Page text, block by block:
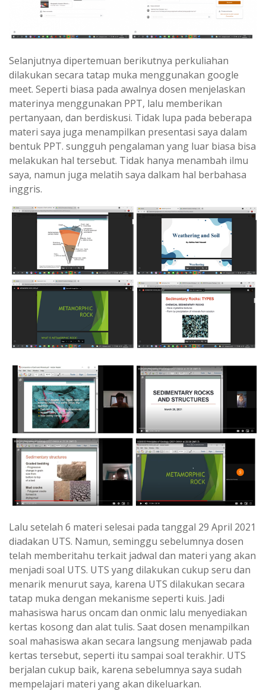
Selanjutnya dipertemuan berikutnya perkuliahan
dilakukan secara tatap muka menggunakan google
meet. Seperti biasa pada awalnya dosen menjelaskan
materinya menggunakan PPT, lalu memberikan
pertanyaan, dan berdiskusi. Tidak lupa pada beberapa
materi saya juga menampilkan presentasi saya dalam
bentuk PPT. sungguh pengalaman yang luar biasa bisa
melakukan hal tersebut. Tidak hanya menambah ilmu
saya, namun juga melatih saya dalkam hal berbahasa
inggris.
Lalu setelah 6 materi selesai pada tanggal 29 April 2021
diadakan UTS. Namun, seminggu sebelumnya dosen
telah memberitahu terkait jadwal dan materi yang akan
menjadi soal UTS. UTS yang dilakukan cukup seru dan
menarik menurut saya, karena UTS dilakukan secara
tatap muka dengan mekanisme seperti kuis. Jadi
mahasiswa harus oncam dan onmic lalu menyediakan
kertas kosong dan alat tulis. Saat dosen menampilkan
soal mahasiswa akan secara langsung menjawab pada
kertas tersebut, seperti itu sampai soal terakhir. UTS
berjalan cukup baik, karena sebelumnya saya sudah
mempelajari materi yang akan dikeluarkan.